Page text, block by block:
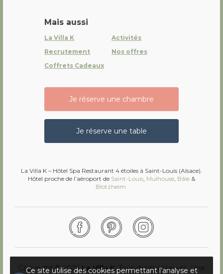
Mais aussi
La Villa K
Activités
Recrutement
Nos offres
Coffrets Cadeaux
Je réserve une chambre
Je réserve une table
La Villa K – Hôtel Spa Restaurant 4 étoiles à Saint-Louis (Alsace).
Hôtel proche de l’aéroport de Saint-Louis Mulhouse Bâle &
Blotzheim
Copyright © 2026La Villa K. Tous droits réservés. Une
Ce site utilise des cookies permettant l’analyse et